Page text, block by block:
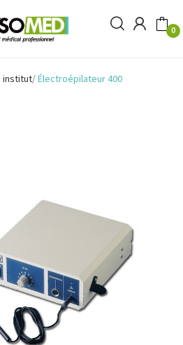
0
institut Électroépilateur 400